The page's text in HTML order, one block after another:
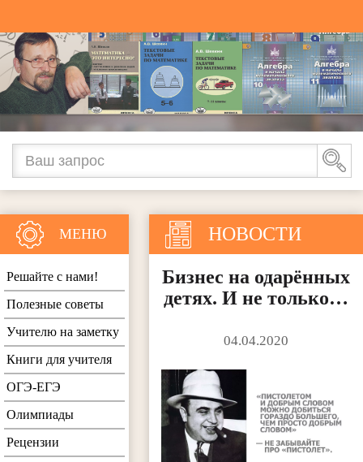
НОВОСТИ
Бизнес на одарённых
детях. И не только…
04.04.2020
МЕНЮ
Решайте с нами!
Полезные советы
Учителю на заметку
Книги для учителя
ОГЭ-ЕГЭ
Олимпиады
Рецензии